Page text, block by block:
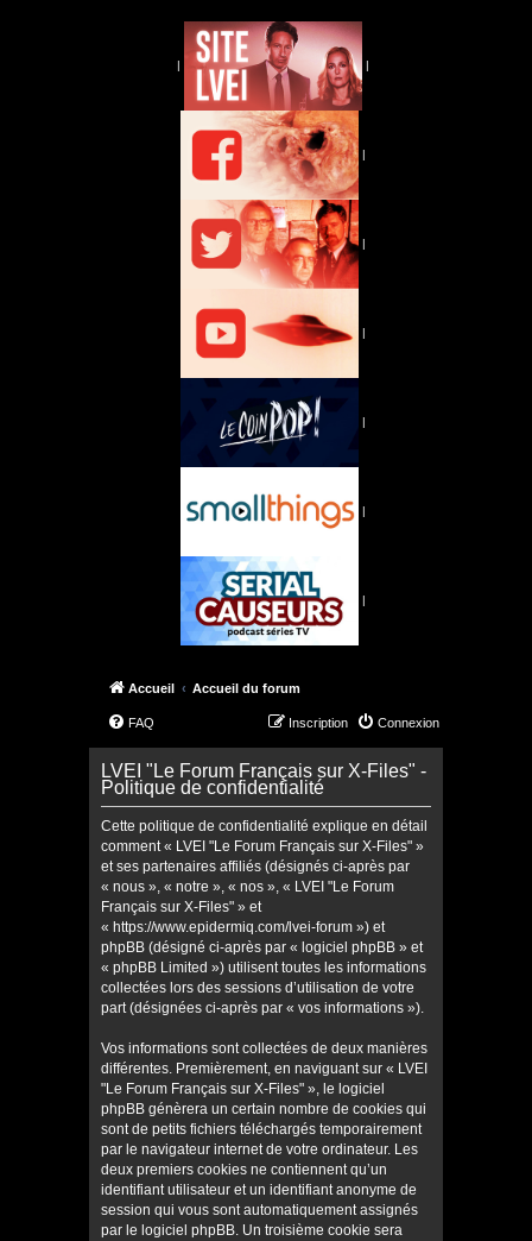
| |
|
|
|
|
|
|
Accueil Accueil du forum
FAQ Connexion
Inscription
LVEI "Le Forum Français sur X-Files" -
Politique de confidentialité
Cette politique de confidentialité explique en détail
comment « LVEI "Le Forum Français sur X-Files" »
et ses partenaires affiliés (désignés ci-après par
« nous », « notre », « nos », « LVEI "Le Forum
Français sur X-Files" » et
« https://www.epidermiq.com/lvei-forum ») et
phpBB (désigné ci-après par « logiciel phpBB » et
« phpBB Limited ») utilisent toutes les informations
collectées lors des sessions d’utilisation de votre
part (désignées ci-après par « vos informations »).
Vos informations sont collectées de deux manières
différentes. Premièrement, en naviguant sur « LVEI
"Le Forum Français sur X-Files" », le logiciel
phpBB génèrera un certain nombre de cookies qui
sont de petits fichiers téléchargés temporairement
par le navigateur internet de votre ordinateur. Les
deux premiers cookies ne contiennent qu’un
identifiant utilisateur et un identifiant anonyme de
session qui vous sont automatiquement assignés
par le logiciel phpBB. Un troisième cookie sera